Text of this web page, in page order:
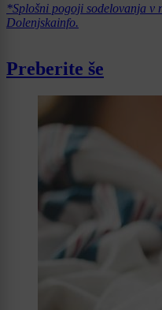
*Splošni pogoji sodelovanja v
Dolenjskainfo.
Preberite še